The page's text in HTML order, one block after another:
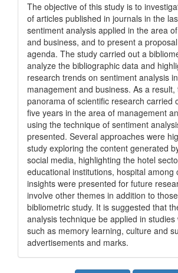
The objective of this study is to
of articles published in journals in the
sentiment analysis applied in the area
and business, and to present a
agenda. The study carried out a
analyze the bibliographic data and
research trends on sentiment analysis
management and business. As a result,
panorama of scientific research carried
five years in the area of management
using the technique of sentiment
presented. Several approaches were
study exploring the content generated
social media, highlighting the hotel
educational institutions, hospital among
insights were presented for future
involve other themes in addition to
bibliometric study. It is suggested that
analysis technique be applied in
such as memory learning, culture and